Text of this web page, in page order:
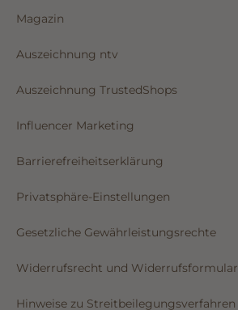
Magazin
Auszeichnung ntv
Auszeichnung TrustedShops
Influencer Marketing
Barrierefreiheitserklärung
Privatsphäre-Einstellungen
Gesetzliche Gewährleistungsrechte
Widerrufsrecht und Widerrufsformular
Hinweise zu Streitbeilegungsverfahren